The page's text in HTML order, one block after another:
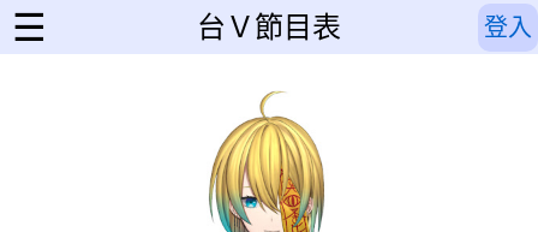
☰ 台Ｖ節目表 登入